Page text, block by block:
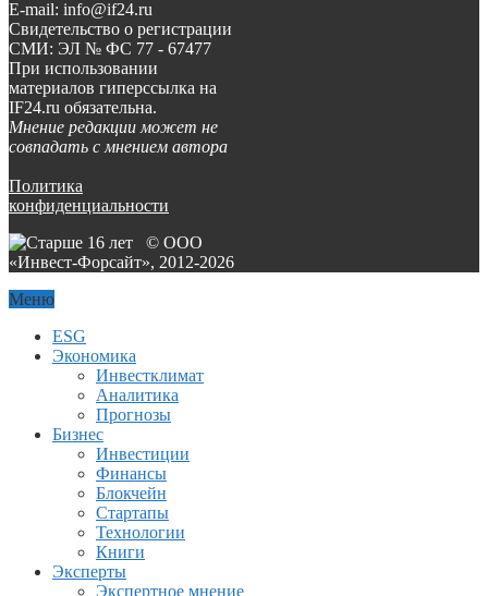
E-mail: info@if24.ru
Свидетельство о регистрации
СМИ: ЭЛ № ФС 77 - 67477
При использовании
материалов гиперссылка на
IF24.ru обязательна.
Мнение редакции может не
совпадать с мнением автора
Политика
конфиденциальности
© ООО
«Инвест-Форсайт», 2012-2026
Меню
ESG
Экономика
Инвестклимат
Аналитика
Прогнозы
Бизнес
Инвестиции
Финансы
Блокчейн
Стартапы
Технологии
Книги
Эксперты
Экспертное мнение